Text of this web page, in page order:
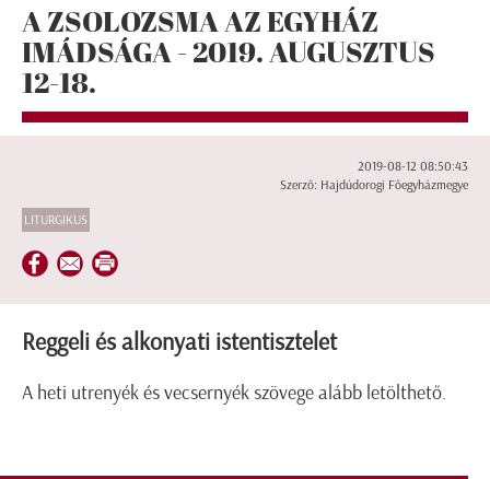
A ZSOLOZSMA AZ EGYHÁZ
IMÁDSÁGA - 2019. AUGUSZTUS
12-18.
2019-08-12 08:50:43
Szerző: Hajdúdorogi Főegyházmegye
LITURGIKUS
Reggeli és alkonyati istentisztelet
A heti utrenyék és vecsernyék szövege alább letölthető.